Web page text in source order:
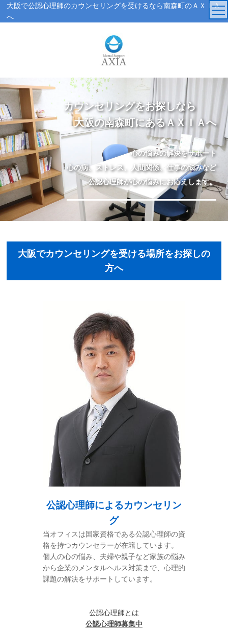
大阪で公認心理師のカウンセリングを受けるなら南森町のＡＸＩＡ
へ
アクセス・受付時間
サービス・料金一覧
心理検査
実績紹介
AXIAの特徴
カウンセリング予約
お問い合わせ
サイトマップ
リンク集
お知らせ
カウンセリングをお探しなら
大阪の南森町にあるＡＸＩＡへ
心の悩みの解決をサポート
心の病、ストレス、人間関係、仕事の悩みなど
公認心理師が心の悩みにお応えします。
大阪でカウンセリングを受ける場所をお探しの
方へ
公認心理師によるカウンセリン
グ
当オフィスは国家資格である公認心理師の資
格を持つカウンセラーが在籍しています。
個人の心の悩み、夫婦や親子など家族の悩み
から企業のメンタルヘルス対策まで、心理的
課題の解決をサポートしています。
公認心理師とは
公認心理師募集中